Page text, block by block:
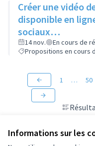
Informations sur les
Créer une vidéo
disponible en
sociaux…
14 nov.
En cours de
Propositions en cours
1 … 50